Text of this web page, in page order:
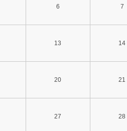
6 7
13 14
20 21
27 28